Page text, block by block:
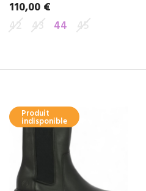
Prix
110,00 €
42 43 44 45
Produit
indisponible